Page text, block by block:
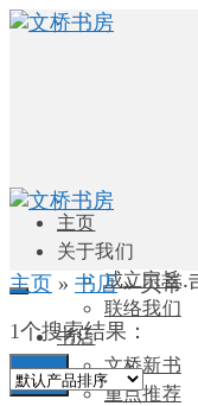
主页
关于我们
成立宗旨
联络我们
书店
文桥新书
重点推荐
0
主页 » 书店 » 贝蒂‧
1个搜索结果：